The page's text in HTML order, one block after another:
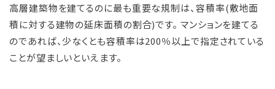
高層建築物を建てるのに最も重要な規制は、容積率(敷地面
積に対する建物の延床面積の割合)です。 マンションを建てる
のであれば、少なくとも容積率は200％以上で指定されている
ことが望ましいといえます。